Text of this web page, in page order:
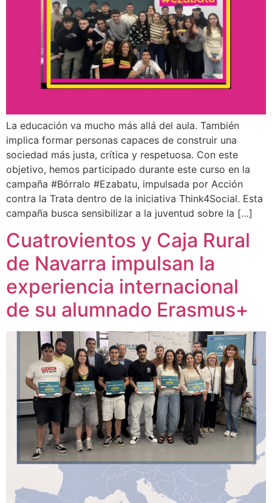
La educación va mucho más allá del aula. También
implica formar personas capaces de construir una
sociedad más justa, crítica y respetuosa. Con este
objetivo, hemos participado durante este curso en la
campaña #Bórralo #Ezabatu, impulsada por Acción
contra la Trata dentro de la iniciativa Think4Social. Esta
campaña busca sensibilizar a la juventud sobre la […]
Cuatrovientos y Caja Rural
de Navarra impulsan la
experiencia internacional
de su alumnado Erasmus+